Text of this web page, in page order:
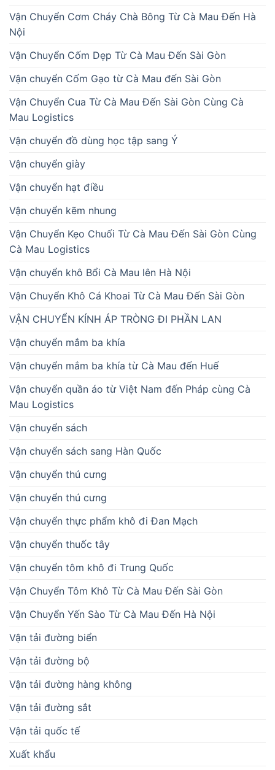
Vận Chuyển Cơm Cháy Chà Bông Từ Cà Mau Đến Hà
Nội
Vận Chuyển Cốm Dẹp Từ Cà Mau Đến Sài Gòn
Vận chuyển Cốm Gạo từ Cà Mau đến Sài Gòn
Vận Chuyển Cua Từ Cà Mau Đến Sài Gòn Cùng Cà
Mau Logistics
Vận chuyển đồ dùng học tập sang Ý
Vận chuyển giày
Vận chuyển hạt điều
Vận chuyển kẽm nhung
Vận Chuyển Kẹo Chuối Từ Cà Mau Đến Sài Gòn Cùng
Cà Mau Logistics
Vận chuyển khô Bổi Cà Mau lên Hà Nội
Vận Chuyển Khô Cá Khoai Từ Cà Mau Đến Sài Gòn
VẬN CHUYỂN KÍNH ÁP TRÒNG ĐI PHẦN LAN
Vận chuyển mắm ba khía
Vận chuyển mắm ba khía từ Cà Mau đến Huế
Vận chuyển quần áo từ Việt Nam đến Pháp cùng Cà
Mau Logistics
Vận chuyển sách
Vận chuyển sách sang Hàn Quốc
Vận chuyển thú cưng
Vận chuyển thú cưng
Vận chuyển thực phẩm khô đi Đan Mạch
Vận chuyển thuốc tây
Vận chuyển tôm khô đi Trung Quốc
Vận Chuyển Tôm Khô Từ Cà Mau Đến Sài Gòn
Vận Chuyển Yến Sào Từ Cà Mau Đến Hà Nội
Vận tải đường biển
Vận tải đường bộ
Vận tải đường hàng không
Vận tải đường sắt
Vận tải quốc tế
Xuất khẩu